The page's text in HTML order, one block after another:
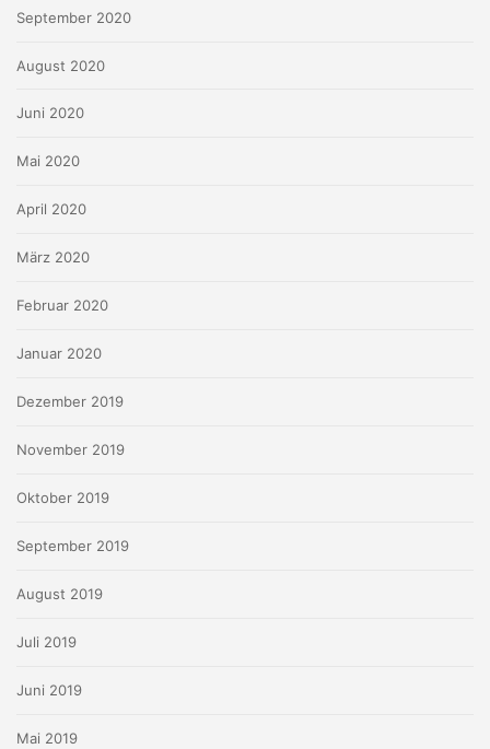
September 2020
August 2020
Juni 2020
Mai 2020
April 2020
März 2020
Februar 2020
Januar 2020
Dezember 2019
November 2019
Oktober 2019
September 2019
August 2019
Juli 2019
Juni 2019
Mai 2019